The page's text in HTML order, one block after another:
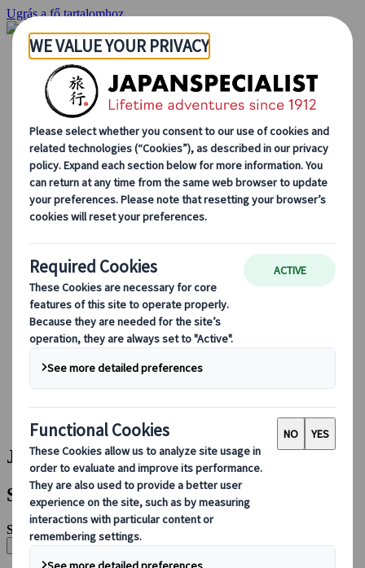
Ugrás a fő tartalomhoz
Kezdőlap
Ajánlatok
Egyéni utak
Csoportos körutazások
Egyéni autós ajánlatok
Kirándulások
Személyre szabott csoportos utazások
Japan Rail Pass
Így dolgozunk mi
Rólunk
Csapatunk
Csatlakozz csapatunkhoz
Utazási tippek évszakok szerint
Kihagyhatatlan látnivalók
Kulturális élmények
Gasztrokalandok
Japán felfedezése vonattal
Gyakori kérdések
Alapvető információk
Etikett Japánban
Vezetés Japánban
Foglalás rajtunk keresztül
Japan Rail Pass
Szállás
Online konzultáció
Japanspecialist | Találat
Szűrők
Szűrők:
Összes törlése